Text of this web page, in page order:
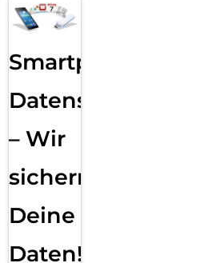
Smartphone
Datensicherung
– Wir
sichern
Deine
Daten!